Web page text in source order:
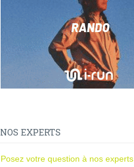
NOS EXPERTS
Posez votre question à nos experts